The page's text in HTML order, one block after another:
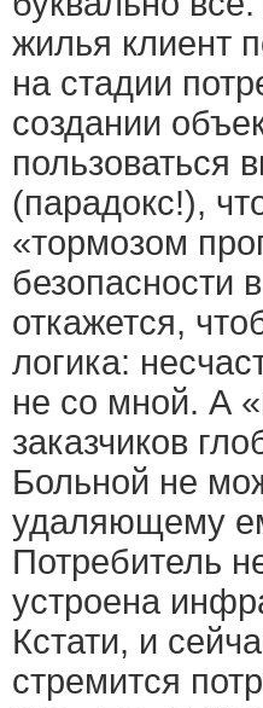
жилья клиент
на стадии
создании
пользоваться
(парадокс!),
«тормозом
безопасности
откажется,
логика:
не со мной. А
заказчиков
Больной не
удаляющему
Потребитель
устроена
Кстати, и
стремится